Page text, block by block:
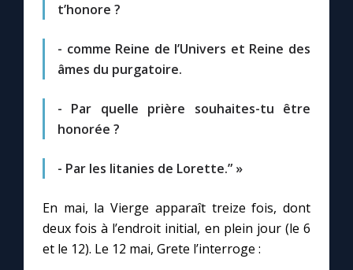
Faire un don
Marie de Nazareth
t’honore ?
- comme Reine de l’Univers et Reine des
âmes du purgatoire.
- Par quelle prière souhaites-tu être
honorée ?
- Par les litanies de Lorette.” »
En mai, la Vierge apparaît treize fois, dont
deux fois à l’endroit initial, en plein jour (le 6
et le 12). Le 12 mai, Grete l’interroge :